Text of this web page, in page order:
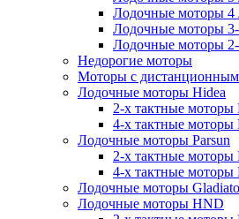
Лодочные моторы 4
Лодочные моторы 3-
Лодочные моторы 2-
Недорогие моторы
Моторы с
Лодочные моторы Hidea
2-х тактные моторы
4-х тактные моторы
Лодочные моторы Parsun
2-х тактные моторы
4-х тактные моторы
Лодочные моторы
Лодочные моторы HND